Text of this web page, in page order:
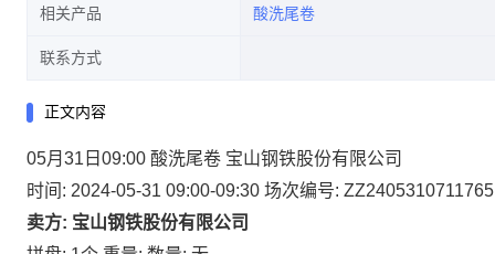
相关产品 酸洗尾卷
联系方式
正文内容
05月31日09:00 酸洗尾卷 宝山钢铁股份有限公司
时间: 2024-05-31 09:00-09:30 场次编号: ZZ2405310711765
卖方: 宝山钢铁股份有限公司